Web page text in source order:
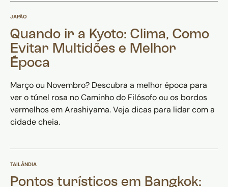
JAPÃO
Quando ir a Kyoto: Clima, Como
Evitar Multidões e Melhor
Época
Março ou Novembro? Descubra a melhor época para
ver o túnel rosa no Caminho do Filósofo ou os bordos
vermelhos em Arashiyama. Veja dicas para lidar com a
cidade cheia.
TAILÂNDIA
Pontos turísticos em Bangkok: